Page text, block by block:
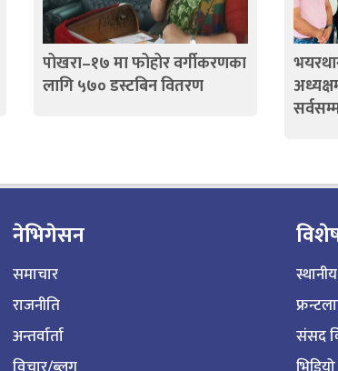
पोखरा–१७ मा फोहोर वर्गीकरणका
लागि ५७० डस्टबिन वितरण
नेभिगेसन
समाचार
राजनीति
अन्तर्वार्ता
संसद